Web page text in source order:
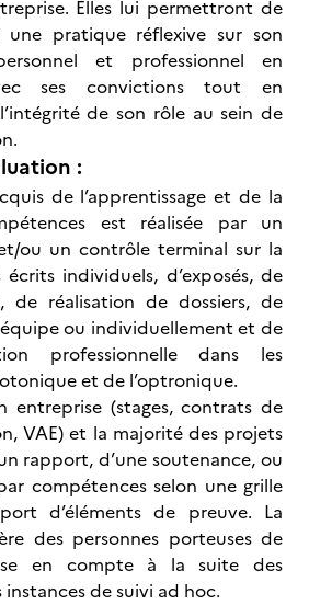
Elles lui permettront de
une pratique réflexive sur son
et professionnel en
ses convictions tout en
de son rôle au sein de
:
de l’apprentissage et de la
est réalisée par un
ou un contrôle terminal sur la
individuels, d’exposés, de
de réalisation de dossiers, de
ou individuellement et de
professionnelle dans les
et de l’optronique.
entreprise (stages, contrats de
VAE) et la majorité des projets
rapport, d’une soutenance, ou
compétences selon une grille
d’éléments de preuve. La
des personnes porteuses de
en compte à la suite des
de suivi ad hoc.